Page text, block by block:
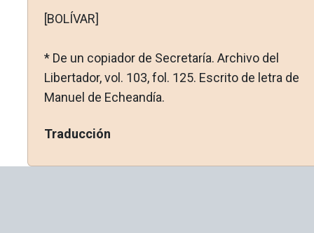
[BOLÍVAR]
* De un copiador de Secretaría. Archivo del
Libertador, vol. 103, fol. 125. Escrito de letra de
Manuel de Echeandía.
Traducción